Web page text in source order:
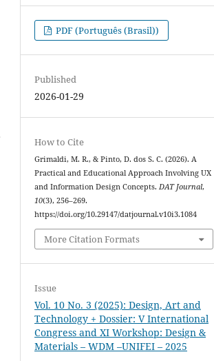
PDF (Português (Brasil))
Published
2026-01-29
How to Cite
Grimaldi, M. R., & Pinto, D. dos S. C. (2026). A
Practical and Educational Approach Involving UX
and Information Design Concepts.DAT Journal,
10(3), 256–269.
https://doi.org/10.29147/datjournal.v10i3.1084
More Citation Formats
Issue
Vol. 10 No. 3 (2025): Design, Art and
Technology + Dossier: V International
Congress and XI Workshop: Design &
Materials – WDM –UNIFEI – 2025